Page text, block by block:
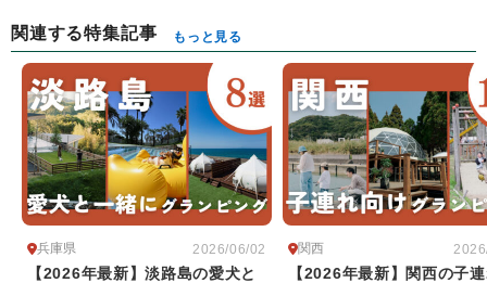
関連する特集記事 もっと見る
2026/06/02
兵庫県
【2026年最新】淡路島の愛犬と
関西
【2026年最新】関西の子